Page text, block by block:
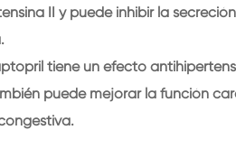
II y puede inhibir la
tiene un efecto
puede mejorar la función